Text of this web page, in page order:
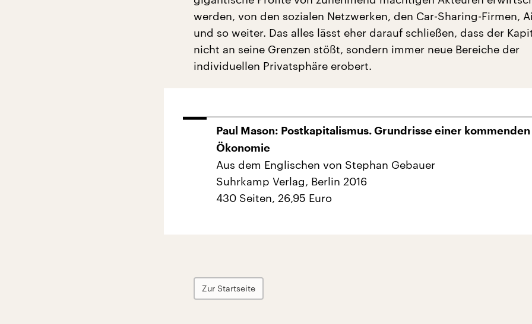
werden, von den sozialen Netzwerken, den Car-Sharing-Firmen,
und so weiter. Das alles lässt eher darauf schließen, dass der
nicht an seine Grenzen stößt, sondern immer neue Bereiche der
individuellen Privatsphäre erobert.
Paul Mason: Postkapitalismus. Grundrisse einer kommenden
Ökonomie
Aus dem Englischen von Stephan Gebauer
Suhrkamp Verlag, Berlin 2016
430 Seiten, 26,95 Euro
Zur Startseite